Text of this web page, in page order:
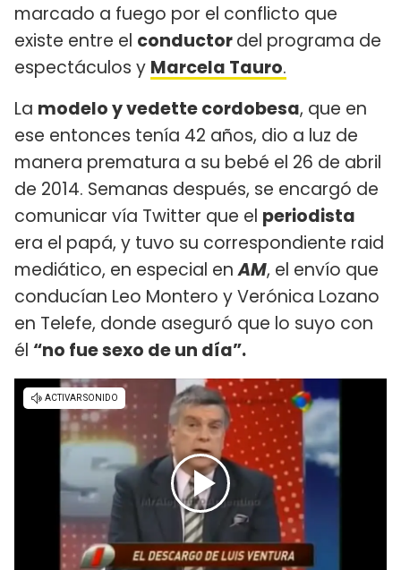
marcado a fuego por el conflicto que
existe entre el conductordel programa de
espectáculos y Marcela Tauro.
La modelo y vedette cordobesa, que en
ese entonces tenía 42 años, dio a luz de
manera prematura a su bebé el 26 de abril
de 2014. Semanas después, se encargó de
comunicar vía Twitter que el periodista
era el papá, y tuvo su correspondiente raid
mediático, en especial enAM, el envío que
conducían Leo Montero y Verónica Lozano
en Telefe, donde aseguró que lo suyo con
él “no fue sexo de un día”.